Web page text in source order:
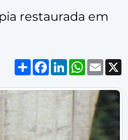
restaurada em
Compartilhar
Facebook
LinkedInWhatsApp
Email